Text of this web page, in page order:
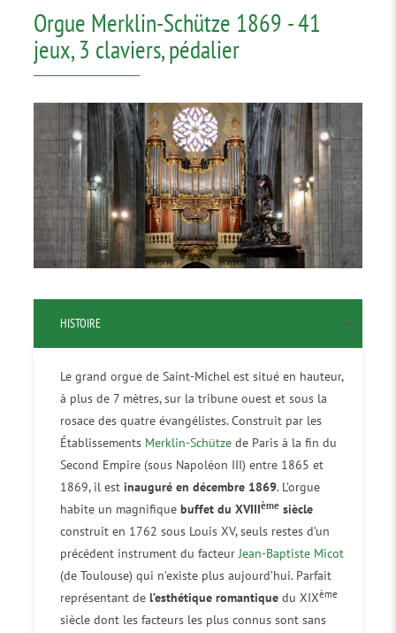
Orgue Merklin-Schütze 1869 - 41
jeux, 3 claviers, pédalier
HISTOIRE
Le grand orgue de Saint-Michel est situé en hauteur,
à plus de 7 mètres, sur la tribune ouest et sous la
rosace des quatre évangélistes. Construit par les
Établissements Merklin-Schütze de Paris à la fin du
Second Empire (sous Napoléon III) entre 1865 et
1869, il estinauguré en décembre 1869. L’orgue
habite un magnifiquebuffet du XVIIIème siècle
construit en 1762 sous Louis XV, seuls restes d’un
précédent instrument du facteurJean-Baptiste Micot
(de Toulouse) qui n’existe plus aujourd’hui. Parfait
représentant del’esthétique romantique du XIXème
siècle dont les facteurs les plus connus sont sans